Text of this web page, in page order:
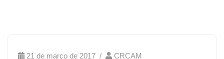
21 de março de 2017 CRCAM